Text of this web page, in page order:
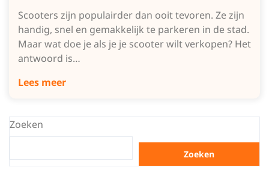
Scooters zijn populairder dan ooit tevoren. Ze zijn
handig, snel en gemakkelijk te parkeren in de stad.
Maar wat doe je als je je scooter wilt verkopen? Het
antwoord is…
Lees meer
Zoeken
Zoeken